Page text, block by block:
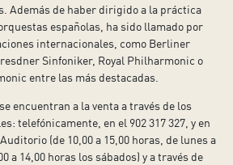
Además de haber dirigido a la práctica
españolas, ha sido llamado por
internacionales, como Berliner
Sinfoniker, Royal Philharmonic o
entre las más destacadas.
encuentran a la venta a través de los
telefónicamente, en el 902 317 327, y en
(de 10,00 a 15,00 horas, de lunes a
a 14,00 horas los sábados) y a través de